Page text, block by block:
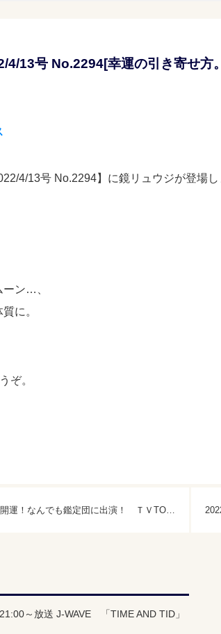
4/13号 No.2294[幸運の引き寄せ方
4/13号 No.2294】に鏡リュウジが登場し
ーン…、
に。
ぞ。
2022/3/29(火)20:54～ 開運！なんでも鑑定団に出演！ ＴＶTOKYO
～放送 J-WAVE 「TIME AND TID」